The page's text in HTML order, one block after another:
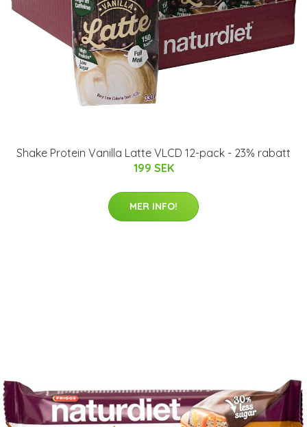
Shake Protein Vanilla Latte VLCD 12-pack - 23% rabatt
199 SEK
MER INFO!